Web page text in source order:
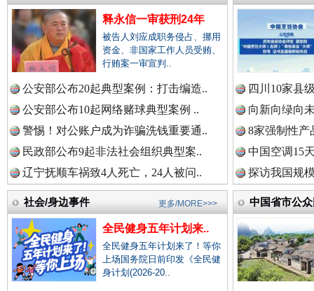
中国全民新闻网.
中国公众新闻网.
中国公民新闻网.
中国公共新闻网.
衣柜里的秘密 高速路
春天里的科技盛宴
释永信一审获刑24年
被告人刘应成职务侵占、挪用
资金、非国家工作人员受贿、
行贿案一审宣判..
公安部公布20起典型案例：打击编造..
公安部公布10起网络赌球典型案例 ..
警惕！对公账户成为诈骗洗钱重要通..
民政部公布9起非法社会组织典型案..
辽宁抚顺车祸致4人死亡，24人被问..
四川10家县
向新向绿向
8家强制性产
中国空调15
探访我国规
社会/身边事件
全民健身五年计划来..
全民健身五年计划来了！等你
上场国务院日前印发《全民健
身计划(2026-20..
更多/MORE>>> 中国省市公